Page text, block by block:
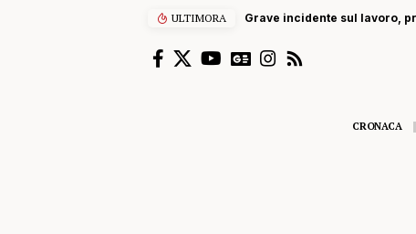
ULTIMORA Grave incidente sul lavoro,
CRONACA